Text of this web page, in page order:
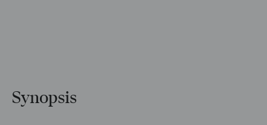
Synopsis